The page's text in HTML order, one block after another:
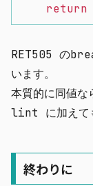
return
RET505 の
います。
本質的に同値な
lint に加えても
終わりに